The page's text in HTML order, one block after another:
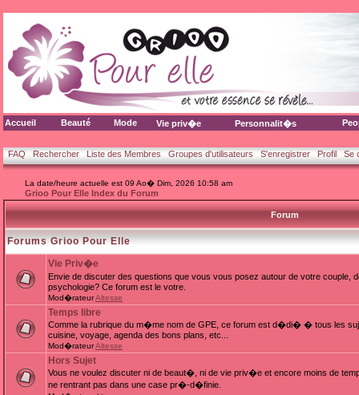
Accueil Beauté Mode Vie priv�e Personnalit�s
FAQ Rechercher Liste des Membres Groupes d'utilisateurs S'enregistrer Profil Se
La date/heure actuelle est 09 Ao� Dim, 2026 10:58 am
Grioo Pour Elle Index du Forum
Forum
Forums Grioo Pour Elle
Vie Priv�e
Envie de discuter des questions que vous vous posez autour de votre
psychologie? Ce forum est le votre.
Mod�rateurAltesse
Temps libre
Comme la rubrique du m�me nom de GPE, ce forum est d�di� � tous les
cuisine, voyage, agenda des bons plans, etc...
Mod�rateurAltesse
Hors Sujet
Vous ne voulez discuter ni de beaut�, ni de vie priv�e et encore moins de
ne rentrant pas dans une case pr�-d�finie.